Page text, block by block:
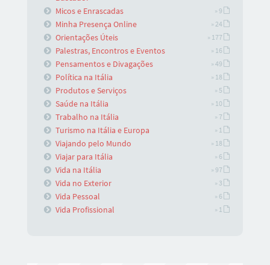
Micos e Enrascadas » 9
Minha Presença Online » 24
Orientações Úteis » 177
Palestras, Encontros e Eventos » 16
Pensamentos e Divagações » 49
Política na Itália » 18
Produtos e Serviços » 5
Saúde na Itália » 10
Trabalho na Itália » 7
Turismo na Itália e Europa » 1
Viajando pelo Mundo » 18
Viajar para Itália » 6
Vida na Itália » 97
Vida no Exterior » 3
Vida Pessoal » 6
Vida Profissional » 1